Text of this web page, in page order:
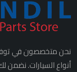
نحن متخصصون في
أنواع السيارات.